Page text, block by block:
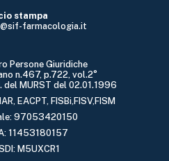
stampa
farmacologia.it
Persone Giuridiche
n.467, p.722, vol.2°
del MURST del 02.01.1996
EACPT, FISBi,FISV,FISM
97053420150
11453180157
M5UXCR1